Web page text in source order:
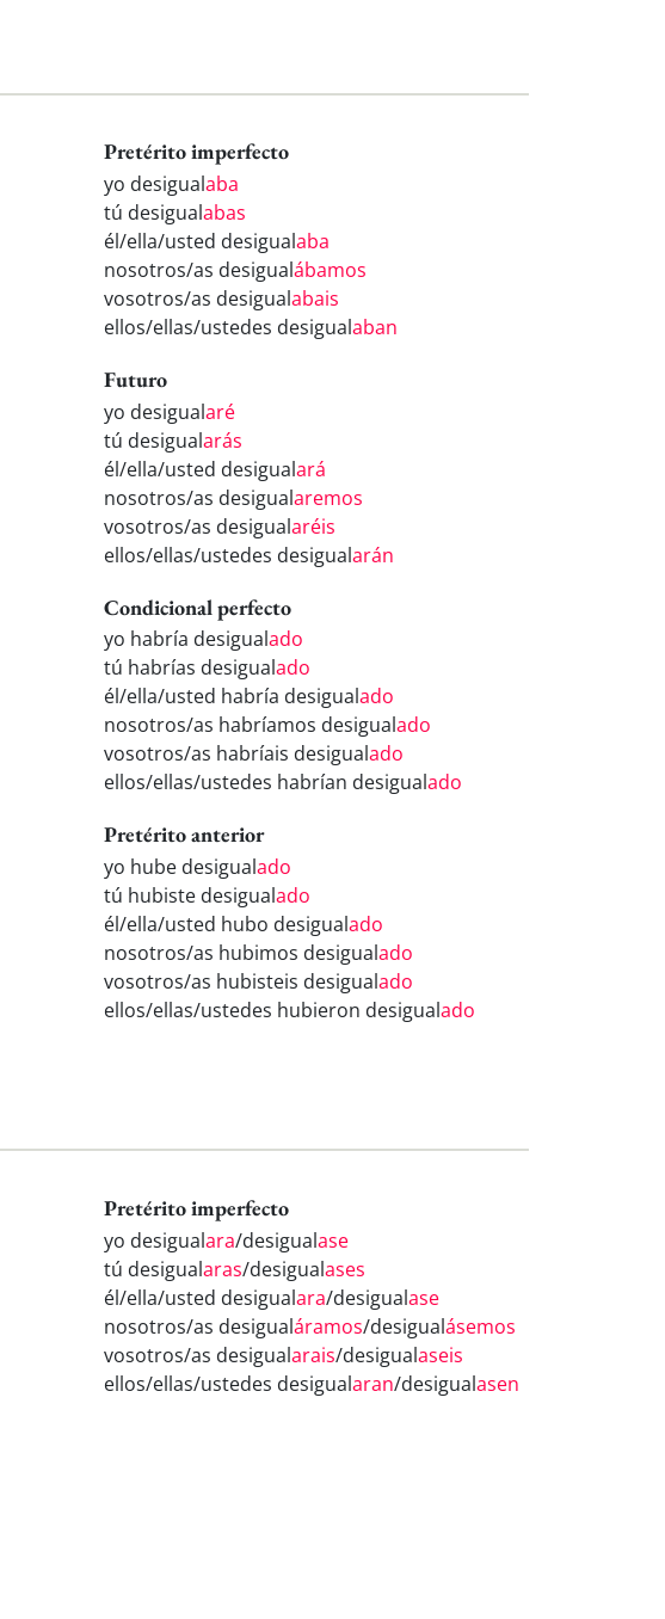
Pretérito imperfecto
yo desigualaba
tú desigualabas
él/ella/usted desigualaba
nosotros/as desigualábamos
vosotros/as desigualabais
ellos/ellas/ustedes desigualaban
Futuro
yo desigualaré
tú desigualarás
él/ella/usted desigualará
nosotros/as desigualaremos
vosotros/as desigualaréis
ellos/ellas/ustedes desigualarán
Condicional perfecto
yo habría desigualado
tú habrías desigualado
él/ella/usted habría desigualado
nosotros/as habríamos desigualado
vosotros/as habríais desigualado
ellos/ellas/ustedes habrían desigualado
Pretérito anterior
yo hube desigualado
tú hubiste desigualado
él/ella/usted hubo desigualado
nosotros/as hubimos desigualado
vosotros/as hubisteis desigualado
ellos/ellas/ustedes hubieron desigualado
Pretérito imperfecto
yo desigualara/desigualase
tú desigualaras/desigualases
él/ella/usted desigualara/desigualase
nosotros/as desigualáramos/desigualásemos
vosotros/as desigualarais/desigualaseis
ellos/ellas/ustedes desigualaran/desigualasen